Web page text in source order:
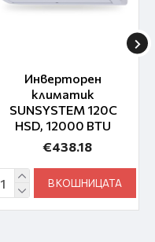
Инверторен
климатик
SUNSYSTEM 120C
HSD, 12000 BTU
€438.18
В КОШНИЦАТА